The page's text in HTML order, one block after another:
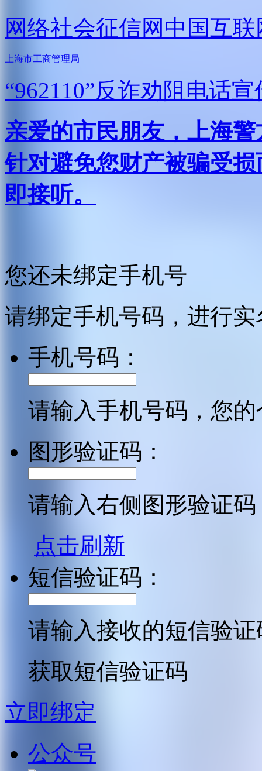
网络社会征信网 中国互
上海市工商管理局
“962110”反诈劝阻电话宣
亲爱的市民朋友，上海
针对避免您财产被骗受
即接听。
您还未绑定手机号
请绑定手机号码，进行
手机号码：
请输入手机号码，您
图形验证码：
请输入右侧图形验证码
点击刷新
短信验证码：
请输入接收的短信验证
获取短信验证码
立即绑定
公众号